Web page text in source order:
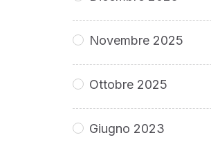
Novembre 2025
Ottobre 2025
Giugno 2023